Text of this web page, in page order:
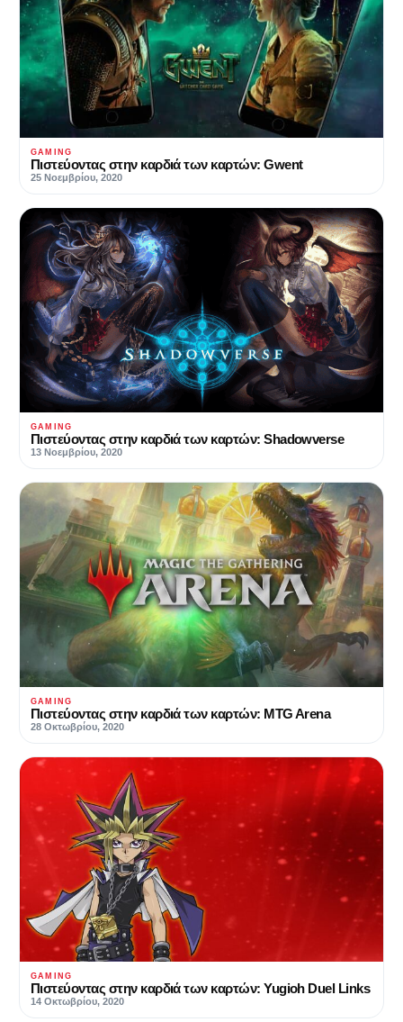
GAMING
Πιστεύοντας στην καρδιά των καρτών: Gwent
25 Νοεμβρίου, 2020
GAMING
Πιστεύοντας στην καρδιά των καρτών: Shadowverse
13 Νοεμβρίου, 2020
GAMING
Πιστεύοντας στην καρδιά των καρτών: MTG Arena
28 Οκτωβρίου, 2020
GAMING
Πιστεύοντας στην καρδιά των καρτών: Yugioh Duel Links
14 Οκτωβρίου, 2020